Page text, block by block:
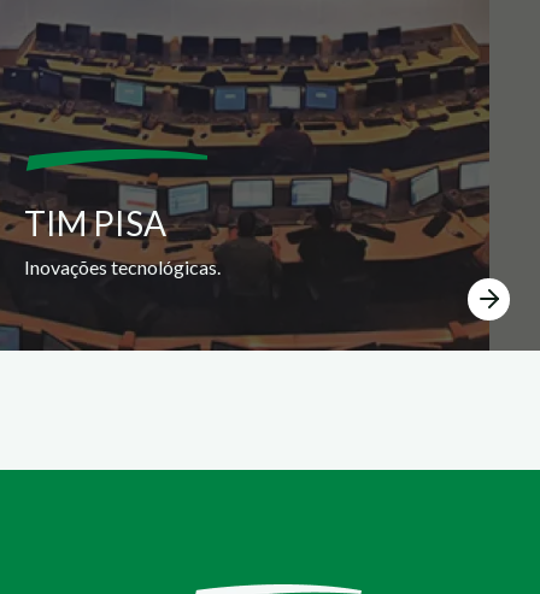
TIM PISA
Inovações tecnológicas.